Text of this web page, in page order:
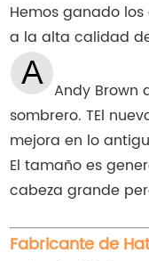
Hemos ganado
a la alta calidad
Andy Brown
sombrero. TEl
mejora en lo
El tamaño es
cabeza grande
Fabricante de